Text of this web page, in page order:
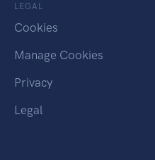
LEGAL
Cookies
Manage Cookies
Privacy
Legal